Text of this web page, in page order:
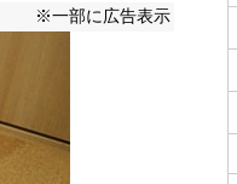
※一部に広告表示